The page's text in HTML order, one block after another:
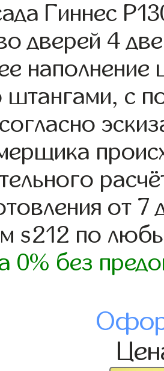
Гиннес
дверей 4
штангами, с
от 7
s212 по
0% без